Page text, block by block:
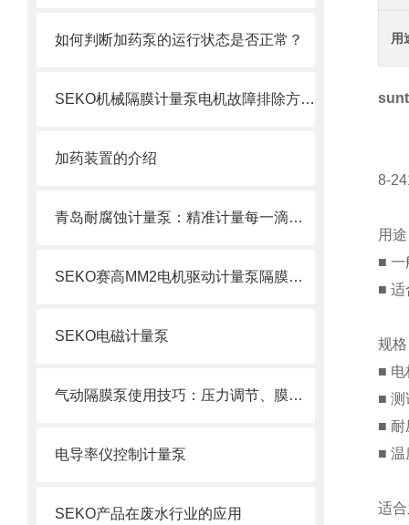
如何判断加药泵的运行状态是否正常？
SEKO机械隔膜计量泵电机故障排除方法2
加药装置的介绍
青岛耐腐蚀计量泵：精准计量每一滴，耐腐蚀更持久，让您的生产更顺心！
SEKO赛高MM2电机驱动计量泵隔膜更换步骤
SEKO电磁计量泵
气动隔膜泵使用技巧：压力调节、膜片更换与常见故障排除
电导率仪控制计量泵
SEKO产品在废水行业的应用
用
8-
用
■ 一
■ 适
规
■ 电
■ 测
■ 耐
■
适